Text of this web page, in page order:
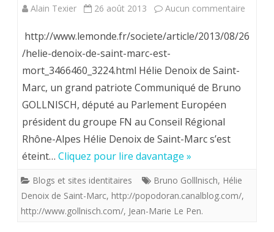
Alain Texier 26 août 2013 Aucun commentaire
http://www.lemonde.fr/societe/article/2013/08/26
/helie-denoix-de-saint-marc-est-
mort_3466460_3224.html Hélie Denoix de Saint-
Marc, un grand patriote Communiqué de Bruno
GOLLNISCH, député au Parlement Européen
président du groupe FN au Conseil Régional
Rhône-Alpes Hélie Denoix de Saint-Marc s’est
éteint… Cliquez pour lire davantage »
Blogs et sites identitaires Bruno Golllnisch, Hélie
Denoix de Saint-Marc, http://popodoran.canalblog.com/,
http://www.gollnisch.com/, Jean-Marie Le Pen.